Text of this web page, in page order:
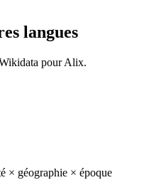
langues
pourAlix.
× géographie × époque